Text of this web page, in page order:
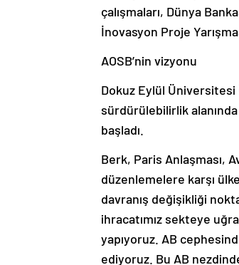
çalışmaları, Dünya
İnovasyon Proje
AOSB’nin vizyonu
Dokuz Eylül Üniversitesi
sürdürülebilirlik
başladı.
Berk, Paris Anlaşması,
düzenlemelere karşı
davranış değişikliği
ihracatımız sekteye
yapıyoruz. AB
ediyoruz. Bu AB